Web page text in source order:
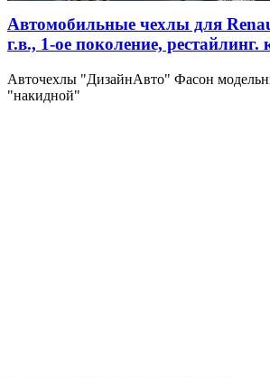
Автомобильные чехлы для
г.в., 1-ое поколение, рестайлинг.
Авточехлы "ДизайнАвто" Фасон
"накидной"